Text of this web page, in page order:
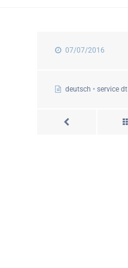
07/07/2016
deutsch • service dt